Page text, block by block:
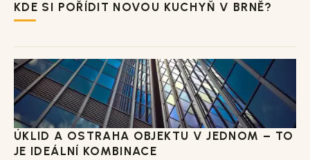
KDE SI POŘÍDIT NOVOU KUCHYŇ V BRNĚ?
ÚKLID A OSTRAHA OBJEKTU V JEDNOM – TO
JE IDEÁLNÍ KOMBINACE